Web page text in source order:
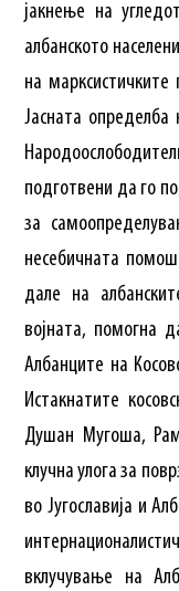
јакнење на
албанското
на марксистичките
Јасната определба
подготвени да го
за
несебичната помош
дале на
војната, помогна
Албанците на
Истакнатите
Душан Мугоша,
клучна улога за
во Југославија и
вклучување на